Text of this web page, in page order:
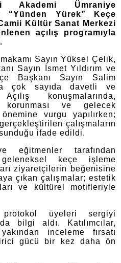
Akademi Ümraniye
“Yünden Yürek” Keçe
Kültür Sanat Merkezi
açılış programıyla
Sayın Yüksel Çelik,
Sayın İsmet Yıldırım ve
Başkanı Sayın Salim
çok sayıda davetli ve
Açılış konuşmalarında,
korunması ve gelecek
vurgu yapılırken;
çalışmaların
ifade edildi.
eğitmenler tarafından
keçe işleme
ziyaretçilerin beğenisine
çıkan çalışmalar; estetik
ve kültürel motifleriyle
protokol üyeleri sergiyi
bilgi aldı. Katılımcılar,
inceleme fırsatı
gücü bir kez daha ön